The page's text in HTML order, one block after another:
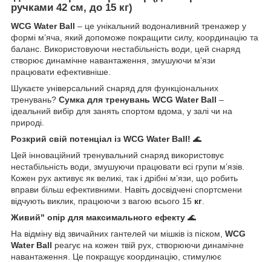
ручками 42 см, до 15 кг)
WCG Water Ball – це унікальний водоналивний тренажер у
формі м’яча, який допоможе покращити силу, координацію та
баланс. Використовуючи нестабільність води, цей снаряд
створює динамічне навантаження, змушуючи м’язи
працювати ефективніше.
Шукаєте універсальний снаряд для функціональних
тренувань? Сумка для тренувань WCG Water Ball –
ідеальний вибір для занять спортом вдома, у залі чи на
природі.
Розкрий свій потенціал із WCG Water Ball! 🌊
Цей інноваційний тренувальний снаряд використовує
нестабільність води, змушуючи працювати всі групи м’язів.
Кожен рух активує як великі, так і дрібні м’язи, що робить
вправи більш ефективними. Навіть досвідчені спортсмени
відчують виклик, працюючи з вагою всього 15 кг
Живий" опір для максимального ефекту 🌊
На відміну від звичайних гантелей чи мішків із піском, WCG
Water Ball реагує на кожен твій рух, створюючи динамічне
навантаження. Це покращує координацію, стимулює